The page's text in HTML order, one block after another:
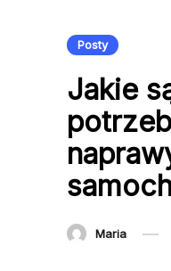
Posty
Jakie
Maria